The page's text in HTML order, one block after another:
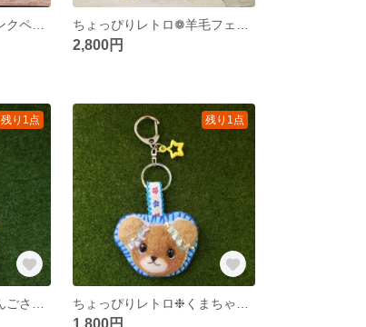
2,800円
残り1点 残り1点
1,800円